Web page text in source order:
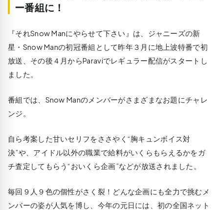
ー番組に！
『それSnow Manにやらせて下さい』は、ジャニーズの新
星・Snow Manの初冠番組として昨年３月に地上波特番で初
放送、その後４月からParaviでレギュラー配信がスタートし
ました。
番組では、Snow Manのメンバーがさまざまなお題にチャレ
ンジ。
自ら考案した甘いセリフをささやく“胸キュンボイス対
決”や、アイドル以外の職業で給料がいくらもらえるかをガ
チ査定してもらう“おいくら企画”などが放送されました。
毎回９人９色の個性がさく裂！どんな企画にも全力で挑むメ
ンバーの姿が人気を博し、今年の元日には、初の全国ネット